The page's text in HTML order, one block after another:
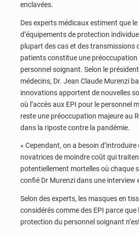
enclavées.
Des experts médicaux estiment que
d’équipements de protection
plupart des cas et des transmissions
patients constitue une préoccupation
personnel soignant. Selon le
médecins, Dr. Jean Claude Murenzi
innovations apportent de nouvelles
où l’accès aux EPI pour le personnel
reste une préoccupation majeure au
dans la riposte contre la pandémie.
« Cependant, on a besoin
novatrices de moindre coût qui
potentiellement mortelles où chaque
confié Dr Murenzi dans une interview
Selon des experts, les masques en
considérés comme des EPI parce
protection du personnel soignant